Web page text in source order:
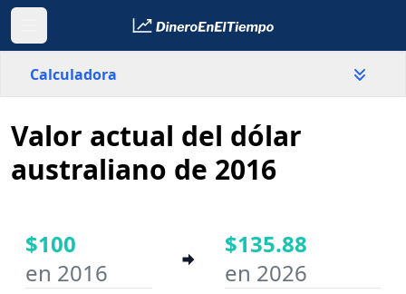
Calculadora
Australia
País
Año inicial
Valor actual del dólar
australiano de 2016
$100
en 2016
$135.88
en 2026